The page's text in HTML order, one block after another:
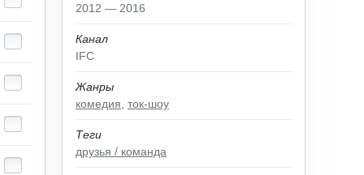
2012 — 2016
Канал
IFC
Жанры
комедия ток-шоу
Теги
друзья / команда